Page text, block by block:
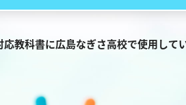
教科書に広島なぎさ高校で使用して